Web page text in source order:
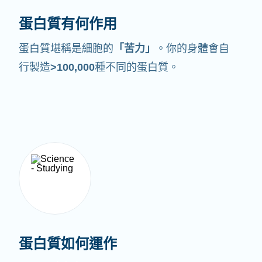
蛋白質有何作用
蛋白質堪稱是細胞的 「苦力」
。你的身體會自
行製造>100,000種不同的蛋白質。
蛋白質如何運作